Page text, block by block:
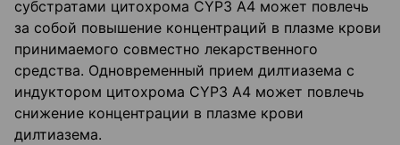
субстратами цитохрома CYP3 А4 может повлечь
за собой повышение концентраций в плазме крови
принимаемого совместно лекарственного
средства. Одновременный прием дилтиазема с
индуктором цитохрома CYP3 А4 может повлечь
снижение концентрации в плазме крови
дилтиазема.